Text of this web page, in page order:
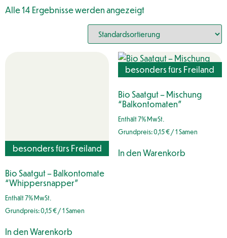
Alle 14 Ergebnisse werden angezeigt
besonders fürs Freiland
Bio Saatgut – Balkontomate
“Whippersnapper”
Enthält 7% MwSt.
Grundpreis:0,15€/ 1 Samen
In den Warenkorb
besonders fürs Freiland
Bio Saatgut – Mischung
“Balkontomaten”
Enthält 7% MwSt.
Grundpreis:0,15€/ 1 Samen
In den Warenkorb